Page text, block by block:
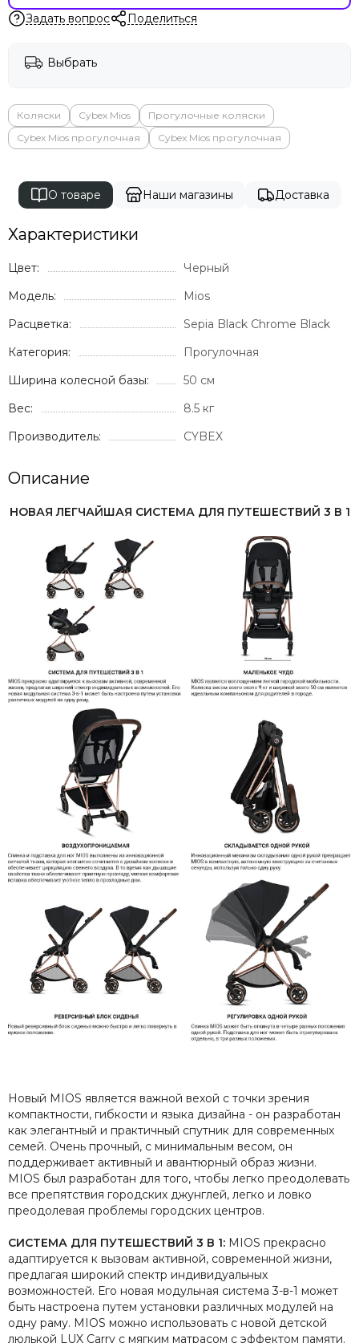
Задать вопрос Поделиться
Выбрать
Коляски Cybex Mios
Прогулочные коляски
Cybex Mios прогулочная
Cybex Mios прогулочная
О товаре Наши магазины Доставка
Характеристики
Цвет:
Черный
Модель:
Mios
Расцветка:
Sepia Black Chrome Black
Категория:
Прогулочная
Ширина колесной базы:
50 см
Вес:
8.5 кг
Производитель:
CYBEX
Описание
НОВАЯ ЛЕГЧАЙШАЯ СИСТЕМА ДЛЯ ПУТЕШЕСТВИЙ 3 В 1
Новый MIOS является важной вехой с точки зрения
компактности, гибкости и языка дизайна - он разработан
как элегантный и практичный спутник для современных
семей. Очень прочный, с минимальным весом, он
поддерживает активный и авантюрный образ жизни.
MIOS был разработан для того, чтобы легко преодолевать
все препятствия городских джунглей, легко и ловко
преодолевая проблемы городских центров.
СИСТЕМА ДЛЯ ПУТЕШЕСТВИЙ 3 В 1: MIOS прекрасно
адаптируется к вызовам активной, современной жизни,
предлагая широкий спектр индивидуальных
возможностей. Его новая модульная система 3-в-1 может
быть настроена путем установки различных модулей на
одну раму. MIOS можно использовать с новой детской
люлькой LUX Carry с мягким матрасом с эффектом памяти.